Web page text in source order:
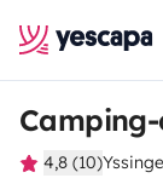
4,8 (10)